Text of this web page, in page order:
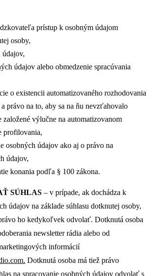
prístup k osobným údajom
osoby,
údajov,
údajov alebo obmedzenie spracúvania
o existencii automatizovaného rozhodovania
právo na to, aby sa na ňu nevzťahovalo
založené výlučne na automatizovanom
profilovania,
osobných údajov ako aj o právo na
údajov,
konania podľa § 100 zákona.
SÚHLAS – v prípade, ak dochádza k
údajov na základe súhlasu dotknutej osoby,
ho kedykoľvek odvolať. Dotknutá osoba
newsletter rádia alebo od
informácií
Dotknutá osoba má tiež právo
na spracovanie osobných údajov odvolať s